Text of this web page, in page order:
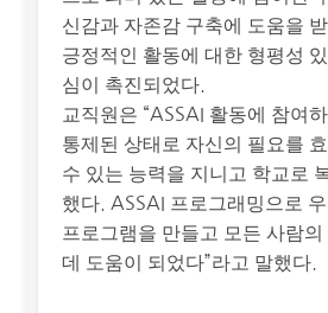
신감과 자존감 구축에 도움을
긍정적인 활동에 대한 형평성
심이 촉진되었다.
교직원은 “ASSAI 활동에 참여
통제된 상태로 자신의 필요를
수 있는 능력을 지니고 학교로
했다. ASSAI 프로그래밍으로
프로그램을 만들고 모든 사람
데 도움이 되었다”라고 말했다.